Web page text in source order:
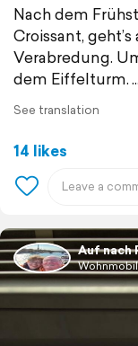
Nach dem
Croissant,
Verabredung.
dem Eiffelturm.
See translation
14 likes
Auf nach